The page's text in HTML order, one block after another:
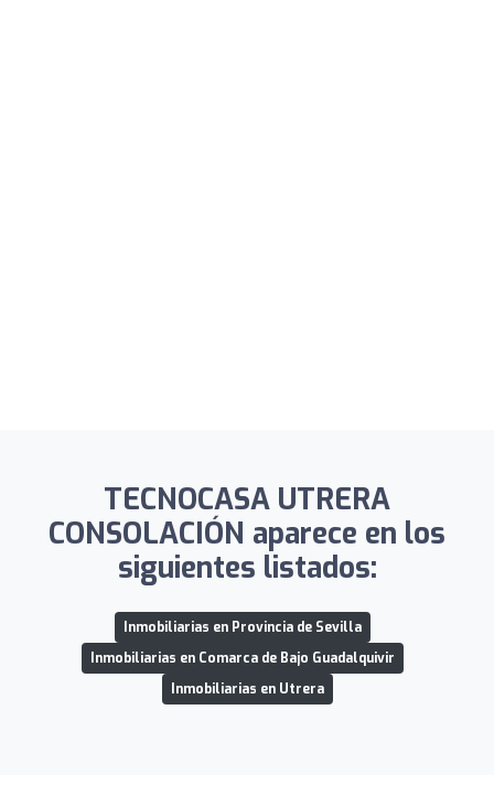
TECNOCASA UTRERA
CONSOLACIÓN aparece en los
siguientes listados:
Inmobiliarias en Provincia de Sevilla
Inmobiliarias en Comarca de Bajo Guadalquivir
Inmobiliarias en Utrera